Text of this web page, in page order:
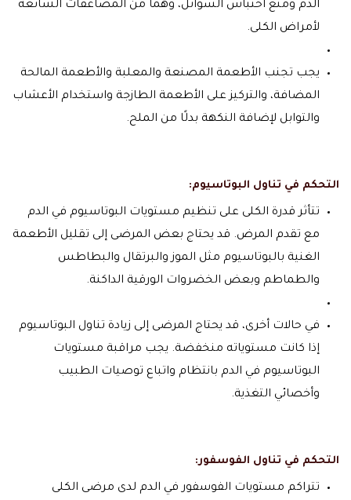
الدم ومنع احتباس السوائل، وهما من المضاعفات الشائعة
لأمراض الكلى.
يجب تجنب الأطعمة المصنعة والمعلبة والأطعمة المالحة
المضافة، والتركيز على الأطعمة الطازجة واستخدام الأعشاب
والتوابل لإضافة النكهة بدلًا من الملح.
التحكم في تناول البوتاسيوم:
تتأثر قدرة الكلى على تنظيم مستويات البوتاسيوم في الدم
مع تقدم المرض. قد يحتاج بعض المرضى إلى تقليل الأطعمة
الغنية بالبوتاسيوم مثل الموز والبرتقال والبطاطس
والطماطم وبعض الخضروات الورقية الداكنة.
في حالات أخرى، قد يحتاج المرضى إلى زيادة تناول البوتاسيوم
إذا كانت مستوياته منخفضة. يجب مراقبة مستويات
البوتاسيوم في الدم بانتظام واتباع توصيات الطبيب
وأخصائي التغذية.
التحكم في تناول الفوسفور:
تتراكم مستويات الفوسفور في الدم لدى مرضى الكلى